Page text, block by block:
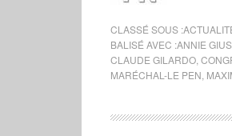
CLASSÉ SOUS :
BALISÉ AVEC :ANNIE
CLAUDE GILARDO
MARÉCHAL-LE PEN